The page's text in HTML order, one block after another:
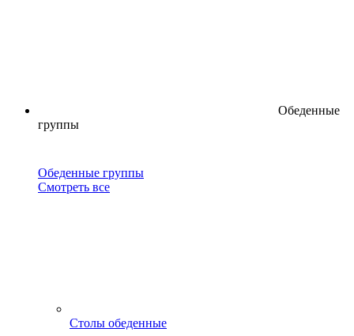
Обеденные
группы
Обеденные группы
Смотреть все
Столы обеденные